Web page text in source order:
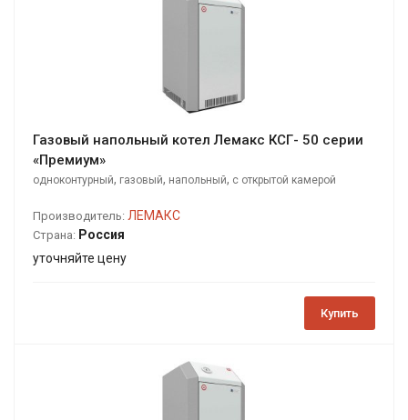
Газовый напольный котел Лемакс КСГ- 50 серии
«Премиум»
одноконтурный, газовый, напольный, с открытой камерой
Производитель: ЛЕМАКС
Страна: Россия
уточняйте цену
Купить